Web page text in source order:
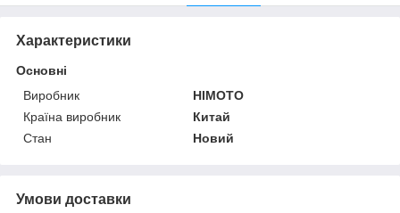
Характеристики
Основні
Виробник
HIMOTO
Країна виробник
Китай
Стан
Новий
Умови доставки